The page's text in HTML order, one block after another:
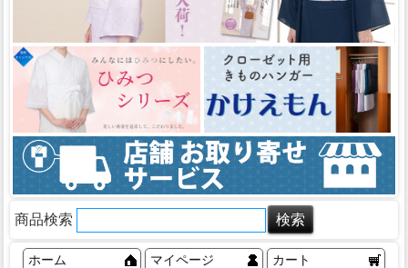
商品検索
ホーム マイページ カート